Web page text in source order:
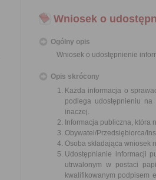
Wniosek o
Ogólny opis
Wniosek o udostępnienie
Opis skrócony
Każda informacja o
podlega udostępnieniu
inaczej.
Informacja publiczna, która
Obywatel/Przedsiębiorca/
Osoba składająca wniosek
Udostępnianie informacji
utrwalonym w postaci
kwalifikowanym podpisem